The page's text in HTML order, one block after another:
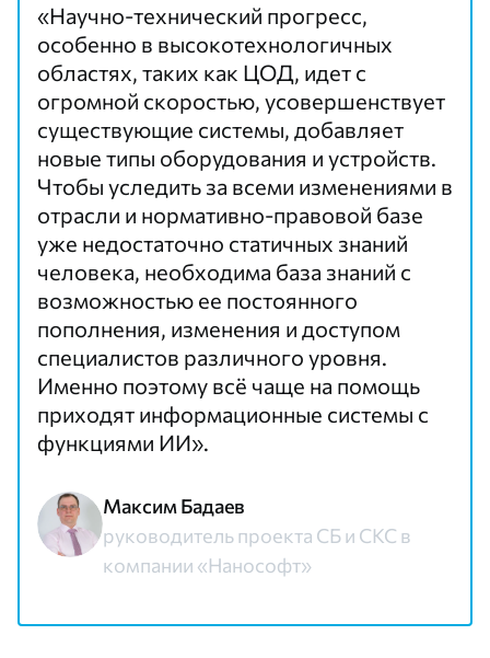
«Научно-технический прогресс,
особенно в высокотехнологичных
областях, таких как ЦОД, идет с
огромной скоростью, усовершенствует
существующие системы, добавляет
новые типы оборудования и устройств.
Чтобы уследить за всеми изменениями в
отрасли и нормативно-правовой базе
уже недостаточно статичных знаний
человека, необходима база знаний с
возможностью ее постоянного
пополнения, изменения и доступом
специалистов различного уровня.
Именно поэтому всё чаще на помощь
приходят информационные системы с
функциями ИИ».
Максим Бадаев
руководитель проекта СБ и СКС в
компании «Нанософт»